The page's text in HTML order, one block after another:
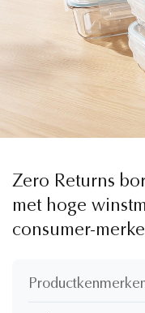
Zero Returns
met hoge
consumer-